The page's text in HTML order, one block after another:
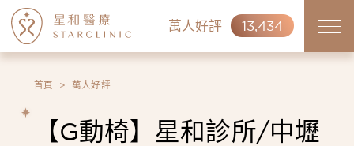
萬人好評 13,434
首頁 萬人好評
【G動椅】星和診所/中壢